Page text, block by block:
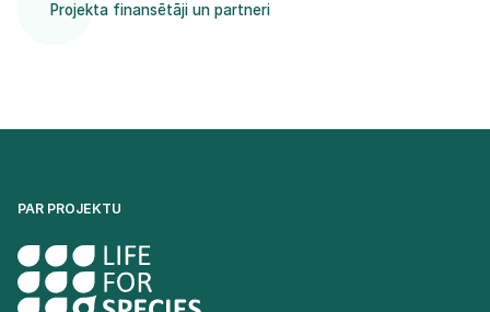
Projekta finansētāji un partneri
PAR PROJEKTU